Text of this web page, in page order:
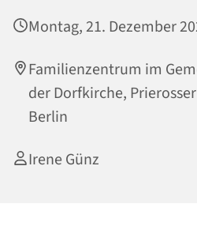
Montag, 21. Dezember
Familienzentrum im
der Dorfkirche,
Berlin
Irene Günz